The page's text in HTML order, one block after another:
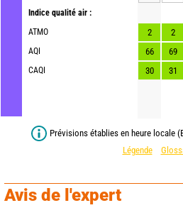
Indice qualité air :
ATMO
AQI
CAQI
2 2
66
69
30
31
Prévisions établies en heure locale
Légende
Avis de l'expert